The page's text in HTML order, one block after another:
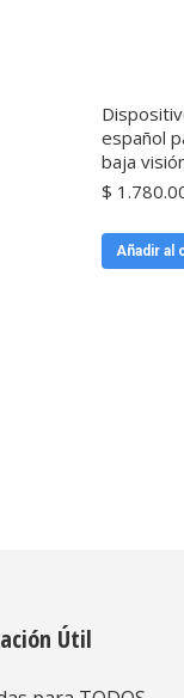
español
baja
$
Añadir al
Útil